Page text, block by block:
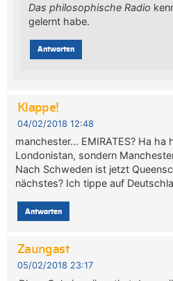
Das philosophische Radio
gelernt habe.
Antworten
Klappe!
04/02/2018 12:48
manchester… EMIRATES? Ha ha
Londonistan, sondern
Nach Schweden ist jetzt
nächstes? Ich tippe auf
Antworten
Zaungast
05/02/2018 23:17